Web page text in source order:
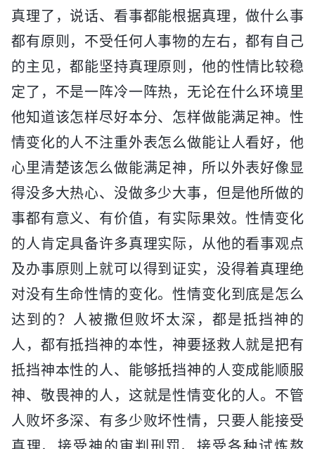
真理了，说话、看事都能根据真理，做什么事
都有原则，不受任何人事物的左右，都有自己
的主见，都能坚持真理原则，他的性情比较稳
定了，不是一阵冷一阵热，无论在什么环境里
他知道该怎样尽好本分、怎样做能满足神。性
情变化的人不注重外表怎么做能让人看好，他
心里清楚该怎么做能满足神，所以外表好像显
得没多大热心、没做多少大事，但是他所做的
事都有意义、有价值，有实际果效。性情变化
的人肯定具备许多真理实际，从他的看事观点
及办事原则上就可以得到证实，没得着真理绝
对没有生命性情的变化。性情变化到底是怎么
达到的？人被撒但败坏太深，都是抵挡神的
人，都有抵挡神的本性，神要拯救人就是把有
抵挡神本性的人、能够抵挡神的人变成能顺服
神、敬畏神的人，这就是性情变化的人。不管
人败坏多深、有多少败坏性情，只要人能接受